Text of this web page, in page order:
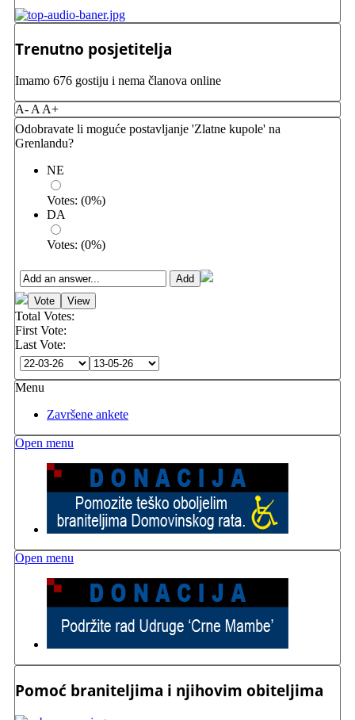
Trenutno posjetitelja
Imamo 676 gostiju i nema članova online
A- A A+
Odobravate li moguće postavljanje 'Zlatne kupole' na
Grenlandu?
NE
Votes: (0%)
DA
Votes: (0%)
Total Votes:
First Vote:
Last Vote:
Menu
Završene ankete
Open menu
Open menu
Pomoć braniteljima i njihovim obiteljima